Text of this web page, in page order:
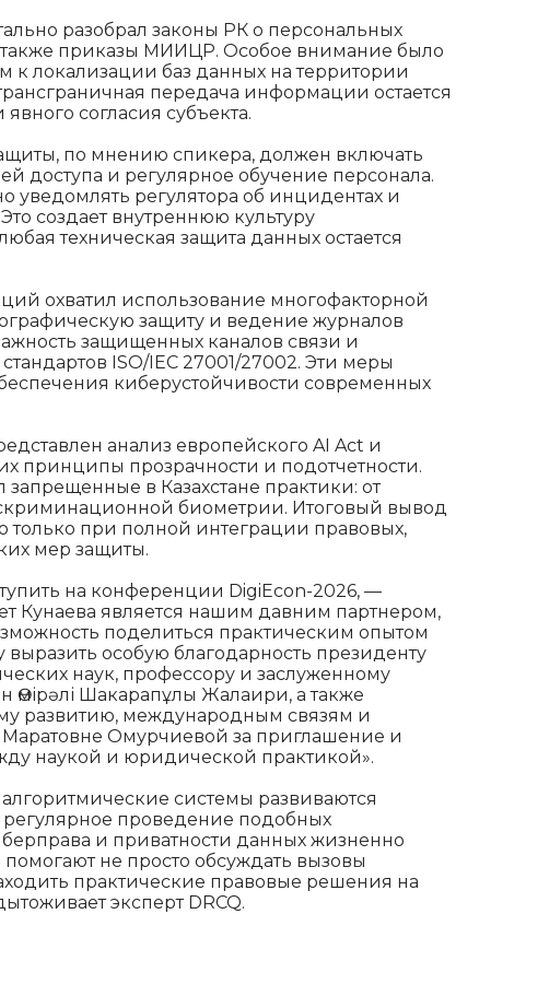
разобрал законы РК о персональных
приказы МИИЦР. Особое внимание было
к локализации баз данных на территории
передача информации остается
согласия субъекта.
по мнению спикера, должен включать
доступа и регулярное обучение персонала.
уведомлять регулятора об инцидентах и
создает внутреннюю культуру
техническая защита данных остается
охватил использование многофакторной
защиту и ведение журналов
защищенных каналов связи и
ISO/IEC 27001/27002. Эти меры
киберустойчивости современных
анализ европейского AI Act и
принципы прозрачности и подотчетности.
в Казахстане практики: от
биометрии. Итоговый вывод
только при полной интеграции правовых,
мер защиты.
на конференции DigiEcon-2026, —
Кунаева является нашим давним партнером,
поделиться практическим опытом
выразить особую благодарность президенту
наук, профессору и заслуженному
Өмірәлі Шакарапұлы Жалаири, а также
развитию, международным связям и
Омурчиевой за приглашение и
наукой и юридической практикой».
системы развиваются
проведение подобных
и приватности данных жизненно
не просто обсуждать вызовы
практические правовые решения на
эксперт DRCQ.